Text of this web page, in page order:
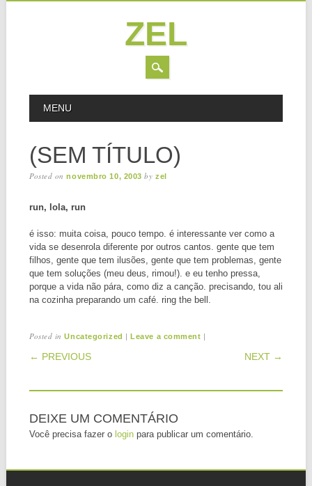
ZEL
MAIN MENU
MENU
(SEM TÍTULO)
Posted onnovembro 10, 2003 byzel
run, lola, run
é isso: muita coisa, pouco tempo. é interessante ver como a
vida se desenrola diferente por outros cantos. gente que tem
filhos, gente que tem ilusões, gente que tem problemas, gente
que tem soluções (meu deus, rimou!). e eu tenho pressa,
porque a vida não pára, como diz a canção. precisando, tou ali
na cozinha preparando um café. ring the bell.
Posted inUncategorized |Leave a comment |
POST NAVIGATION
← PREVIOUS NEXT →
DEIXE UM COMENTÁRIO
Você precisa fazer o loginpara publicar um comentário.